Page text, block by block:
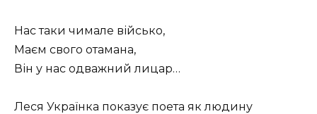
Нас таки чимале військо,
Маєм свого отамана,
Він у нас одважний лицар…
Леся Українка показує поета як людину